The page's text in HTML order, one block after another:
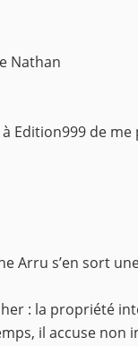
Nathan
Edition999 de
s’en sort
: la propriété
il accuse